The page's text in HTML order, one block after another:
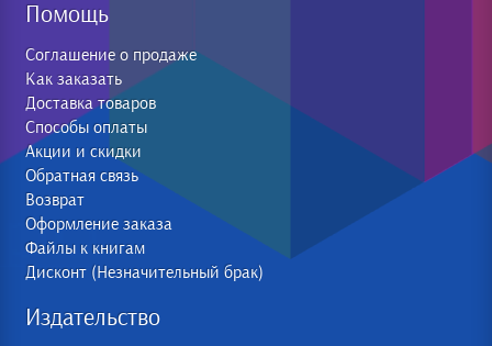
Помощь
Соглашение о продаже
Как заказать
Доставка товаров
Способы оплаты
Акции и скидки
Обратная связь
Возврат
Оформление заказа
Файлы к книгам
Дисконт (Незначительный брак)
Издательство